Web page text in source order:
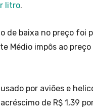
litro.
baixa no preço foi
Médio impôs ao
por aviões e
de R$ 1,39